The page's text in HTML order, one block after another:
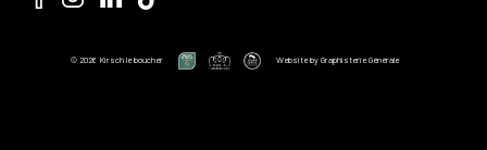
© 2026 Kirsch le boucher Website by Graphisterie Générale